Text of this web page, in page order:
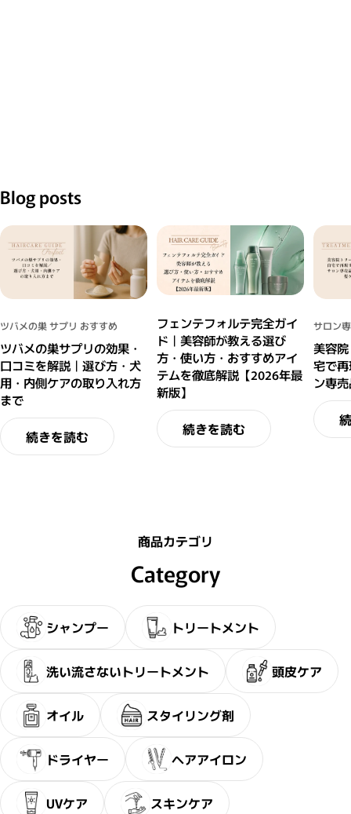
Blog posts
ツバメの巣 サプリ おすすめ
ツバメの巣サプリの効果・
口コミを解説｜選び方・犬
用・内側ケアの取り入れ方
まで
続きを読む
フェンテフォルテ完全ガイ
ド｜美容師が教える選び
方・使い方・おすすめアイ
テムを徹底解説【2026年最
新版】
続きを読む
サロン
美容
宅で
ン専
商品カテゴリ
Category
シャンプー トリートメント
洗い流さないトリートメント 頭皮ケア
オイル スタイリング剤
ドライヤー ヘアアイロン
UVケア スキンケア